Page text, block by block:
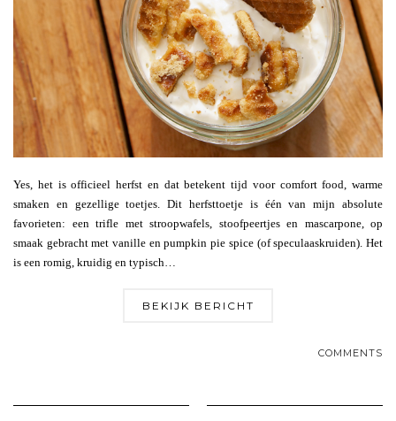
Yes, het is officieel herfst en dat betekent tijd voor comfort food, warme
smaken en gezellige toetjes. Dit herfsttoetje is één van mijn absolute
favorieten: een trifle met stroopwafels, stoofpeertjes en mascarpone, op
smaak gebracht met vanille en pumpkin pie spice (of speculaaskruiden). Het
is een romig, kruidig en typisch…
BEKIJK BERICHT
COMMENTS